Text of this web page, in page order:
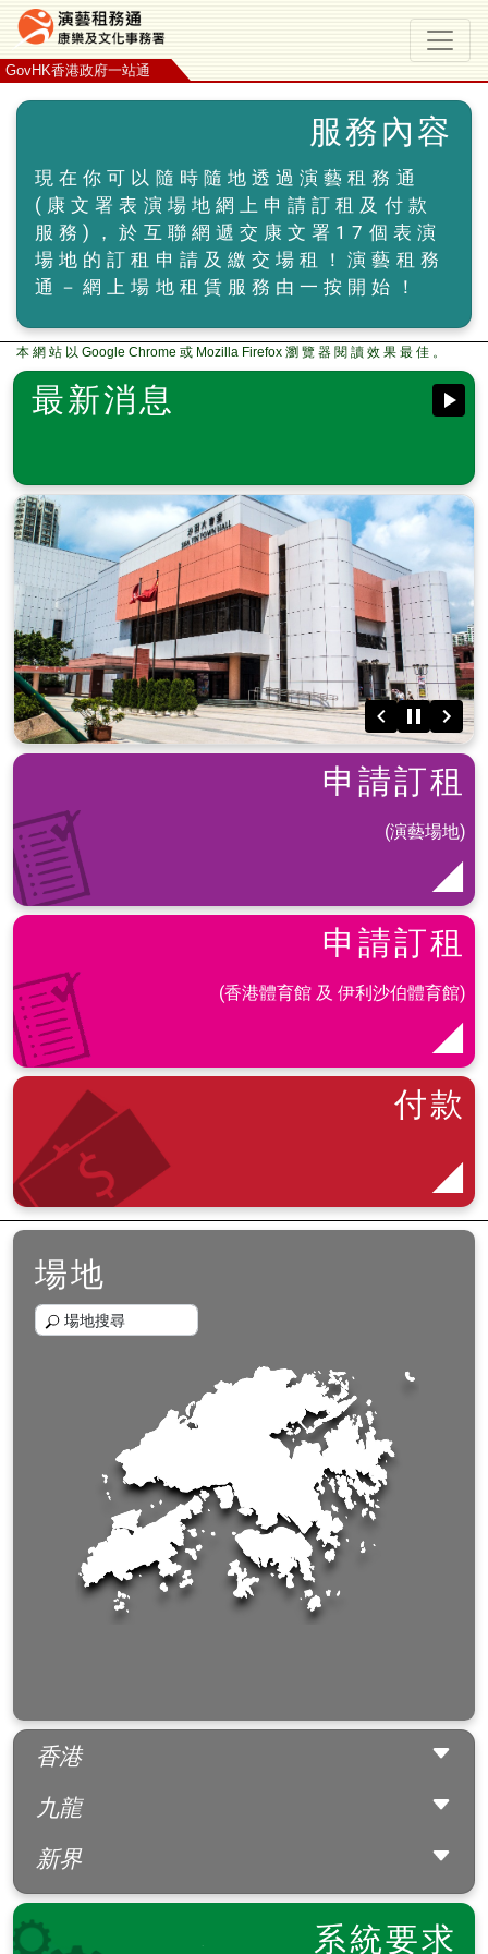
GovHK香港政府一站通
查詢
如何開始
網上示範
常見問題
網頁指南
服務內容
現在你可以隨時隨地透過演藝租務通
(康文署表演場地網上申請訂租及付款
服務)，於互聯網遞交康文署17個表演
場地的訂租申請及繳交場租！演藝租務
通－網上場地租賃服務由一按開始！
本 網 站 以 Google Chrome 或 Mozilla Firefox 瀏 覽 器 閱 讀 效 果 最 佳 。
最新消息
申請訂租
(演藝場地)
申請訂租
(香港體育館 及 伊利沙伯體育館)
付款
場地
場地搜尋
香港
香港大會堂
西灣河文娛中心
上環文娛中心
九龍
香港體育館
牛池灣文娛中心
新界
葵青劇院
系統要求